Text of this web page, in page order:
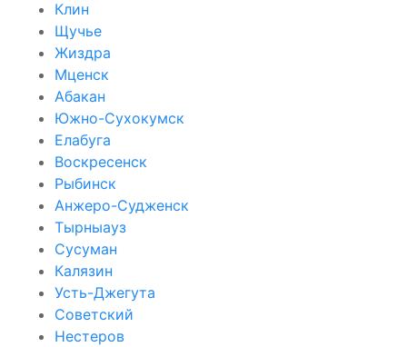
Клин
Щучье
Жиздра
Мценск
Абакан
Южно-Сухокумск
Елабуга
Воскресенск
Рыбинск
Анжеро-Судженск
Тырныауз
Сусуман
Калязин
Усть-Джегута
Советский
Нестеров